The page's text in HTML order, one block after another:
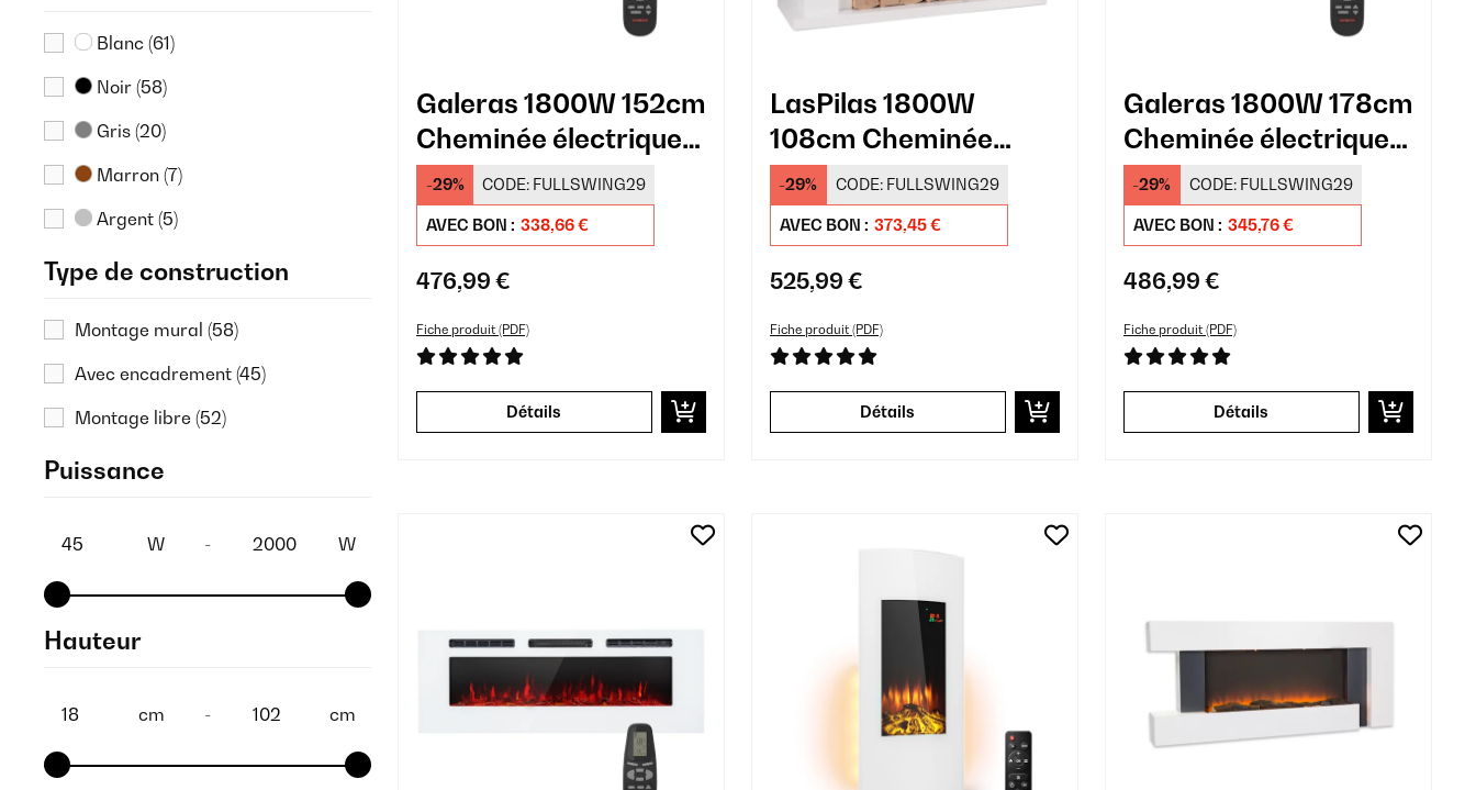
Blanc (61)
Noir (58)
Gris (20)
Marron (7)
Argent (5)
Type de construction
Montage mural (58)
Avec encadrement (45)
Montage libre (52)
Puissance
W - W
Hauteur
cm - cm
Galeras 1800W 152cm
Cheminée électrique
murale Noir
-29% CODE: FULLSWING29
AVEC BON : 338,66 €
476,99 €
Fiche produit (PDF)
Détails
LasPilas 1800W
108cm Cheminée
électrique Blanc
-29% CODE: FULLSWING29
AVEC BON : 373,45 €
525,99 €
Fiche produit (PDF)
Détails
Galeras 1800W 178cm
Cheminée électrique
murale Noir
-29% CODE: FULLSWING29
AVEC BON : 345,76 €
486,99 €
Fiche produit (PDF)
Détails